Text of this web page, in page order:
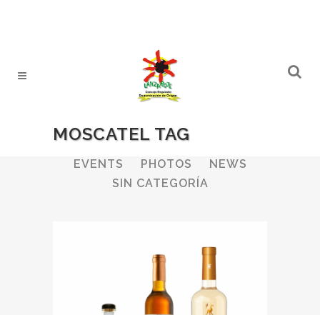
MOSCATEL TAG
ALL WINERIES
BULLETIN
EVENTS
PHOTOS
NEWS
SIN CATEGORÍA